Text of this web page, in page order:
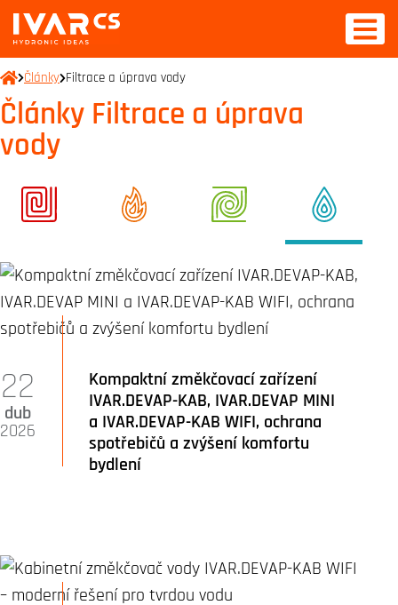
Články Filtrace a úprava vody
Články Filtrace a úprava
vody
Kompaktní změkčovací zařízení
IVAR.DEVAP-KAB, IVAR.DEVAP MINI
a IVAR.DEVAP-KAB WIFI, ochrana
spotřebičů a zvýšení komfortu
bydlení
22
dub
2026